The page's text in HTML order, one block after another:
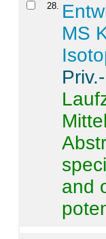
28.
MS
and